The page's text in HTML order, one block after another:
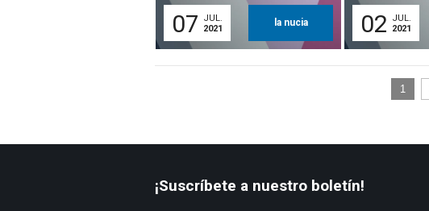
07
JUL.
2021
la nucia 02
JUL.
2021
1
¡Suscríbete a nuestro boletín!